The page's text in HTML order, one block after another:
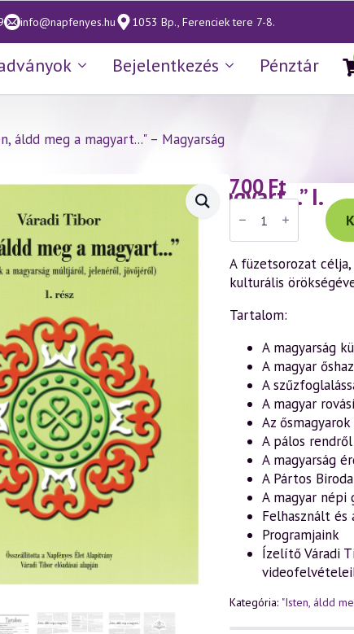
info@napfenyes.hu 1053 Bp., Ferenciek tere 7-8.
Bejelentkezés Pénztár
áldd meg a magyart..." – Magyarság
“Isten, áldd meg a magyart…” I.
700Ft
Váradi
Tibor:
"Isten,
áldd
meg
a
magyart..."
mennyiség
A füzetsorozat
kulturális
Tartalom:
A magyarság
A magyar
A
A magyar
Az
A pálos rendről
A magyarság
A Pártos
A magyar népi
Felhasznált
Programjaink
Ízelítő Váradi
Kategória: "Isten, áldd